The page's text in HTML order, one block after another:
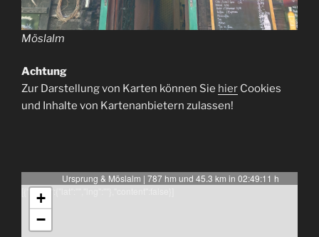
Möslalm
Achtung
Zur Darstellung von Karten können Sie hier Cookies
und Inhalte von Kartenanbietern zulassen!
Ursprung & Möslalm | 787 hm und 45.3 km in 02:49:11 h
[{"latlng":{"lat":"","lng":""},"content":false}]
+
−